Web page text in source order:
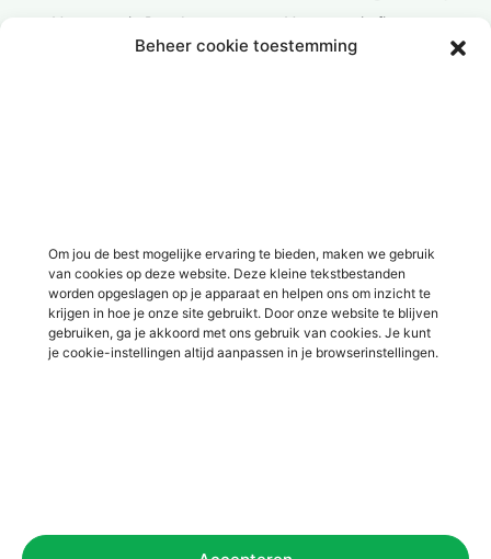
Beheer cookie toestemming
Om jou de best mogelijke ervaring te bieden, maken we gebruik
van cookies op deze website. Deze kleine tekstbestanden
worden opgeslagen op je apparaat en helpen ons om inzicht te
krijgen in hoe je onze site gebruikt. Door onze website te blijven
gebruiken, ga je akkoord met ons gebruik van cookies. Je kunt
je cookie-instellingen altijd aanpassen in je browserinstellingen.
Vacatures in Doesburg
Vacatures in Doetinchem
Vacatures in Varsseveld
Vacatures in Winterswijk
Vacatures in Zelhem
Vacatures in Zutphen
Vacatures in finance
Vacatures in ICT / IT